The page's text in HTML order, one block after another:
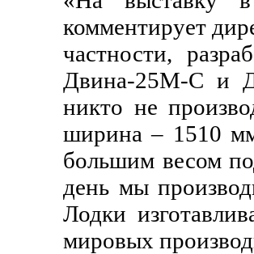
комментирует
частности,
Двина-25М-С и
никто не
ширина – 1510
большим весом
день мы
Лодки
мировых